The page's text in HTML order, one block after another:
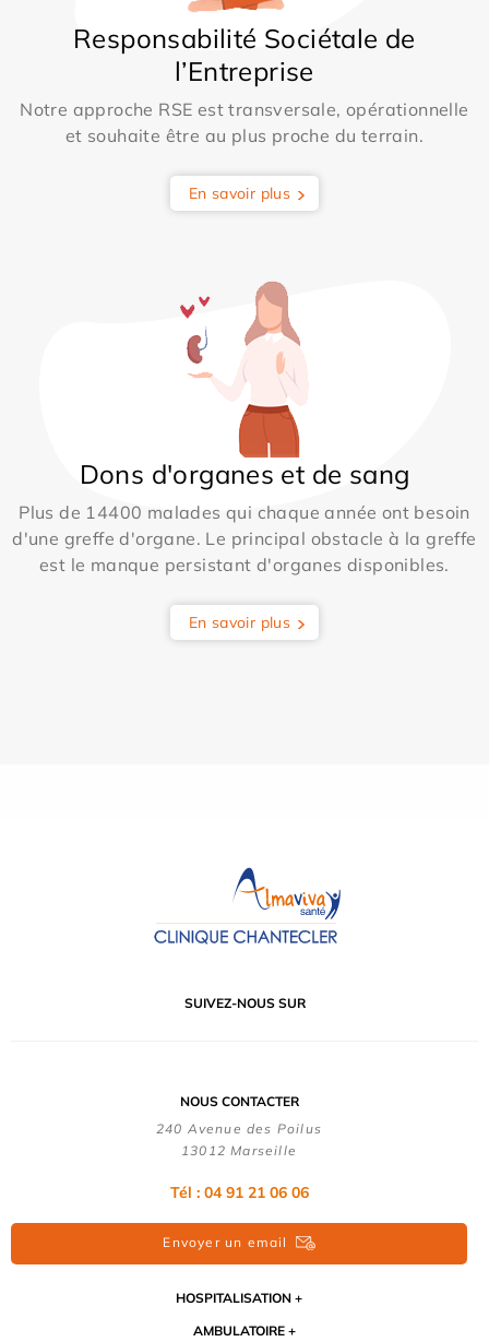
Responsabilité Sociétale de
l’Entreprise
Notre approche RSE est transversale, opérationnelle
et souhaite être au plus proche du terrain.
En savoir plus
Dons d'organes et de sang
Plus de 14400 malades qui chaque année ont besoin
d'une greffe d'organe. Le principal obstacle à la greffe
est le manque persistant d'organes disponibles.
En savoir plus
SUIVEZ-NOUS SUR
NOUS CONTACTER
240 Avenue des Poilus
13012 Marseille
Tél : 04 91 21 06 06
Envoyer un email
HOSPITALISATION
AMBULATOIRE